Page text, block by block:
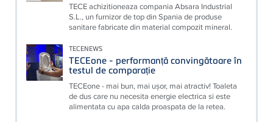
TECE achizitioneaza compania Absara Industrial
S.L., un furnizor de top din Spania de produse
sanitare fabricate din material compozit mineral.
TECENEWS
TECEone - performanță convingătoare în
testul de comparație
TECEone - mai bun, mai ușor, mai atractiv! Toaleta
de dus care nu necesita energie electrica si este
alimentata cu apa calda proaspata de la retea.